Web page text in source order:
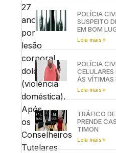
27
anos,
por
lesão
corporal
dolosa
(violência
doméstica).
Após
os
Conselheiros
Tutelares
POLÍCIA
SUSPEITO
EM BOM
Leia mais »
POLÍCIA
CELULARES
ÀS VÍTIMAS
Leia mais »
TRÁFICO
PRENDE
TIMON
Leia mais »